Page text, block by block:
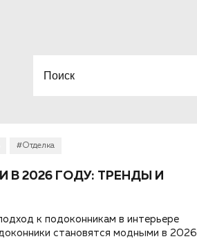
#Отделка
2026 ГОДУ: ТРЕНДЫ И
к подоконникам в интерьере
становятся модными в 2026